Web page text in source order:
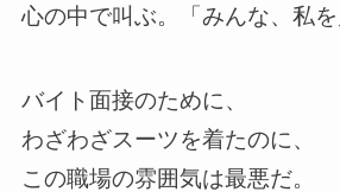
心の中で叫ぶ。「みんな、私を
バイト面接のために、
わざわざスーツを着たのに、
この職場の雰囲気は最悪だ。